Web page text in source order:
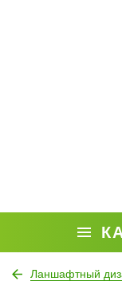
Ланшафтный